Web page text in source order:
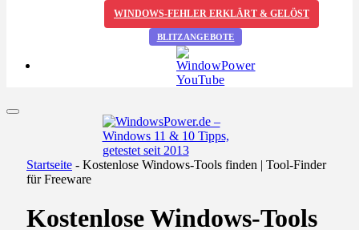
WINDOWS-FEHLER ERKLÄRT & GELÖST
BLITZANGEBOTE
Startseite - Kostenlose Windows-Tools finden | Tool-Finder
für Freeware
Kostenlose Windows-Tools